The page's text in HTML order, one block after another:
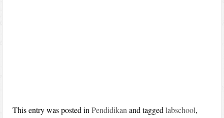
This entry was posted inPendidikan and taggedlabschool,